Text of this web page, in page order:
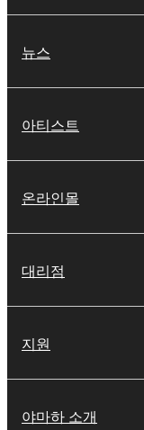
뉴스
아티스트
온라인몰
대리점
지원
야마하 소개